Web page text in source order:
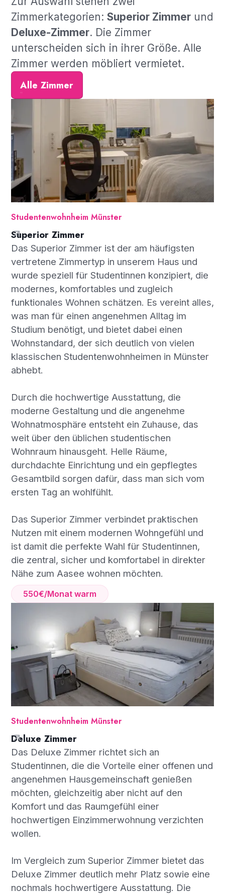
Zimmerkategorien: Superior Zimmerund
Deluxe-Zimmer. Die Zimmer
unterscheiden sich in ihrer Größe. Alle
Zimmer werden möbliert vermietet.
Alle Zimmer
Studentenwohnheim Münster
Superior Zimmer
Das Superior Zimmer ist der am häufigsten
vertretene Zimmertyp in unserem Haus und
wurde speziell für Studentinnen konzipiert, die
modernes, komfortables und zugleich
funktionales Wohnen schätzen. Es vereint alles,
was man für einen angenehmen Alltag im
Studium benötigt, und bietet dabei einen
Wohnstandard, der sich deutlich von vielen
klassischen Studentenwohnheimen in Münster
abhebt.
Durch die hochwertige Ausstattung, die
moderne Gestaltung und die angenehme
Wohnatmosphäre entsteht ein Zuhause, das
weit über den üblichen studentischen
Wohnraum hinausgeht. Helle Räume,
durchdachte Einrichtung und ein gepflegtes
Gesamtbild sorgen dafür, dass man sich vom
ersten Tag an wohlfühlt.
Das Superior Zimmer verbindet praktischen
Nutzen mit einem modernen Wohngefühl und
ist damit die perfekte Wahl für Studentinnen,
die zentral, sicher und komfortabel in direkter
Nähe zum Aasee wohnen möchten.
550€/Monat warm
Studentenwohnheim Münster
Deluxe Zimmer
Das Deluxe Zimmer richtet sich an
Studentinnen, die die Vorteile einer offenen und
angenehmen Hausgemeinschaft genießen
möchten, gleichzeitig aber nicht auf den
Komfort und das Raumgefühl einer
hochwertigen Einzimmerwohnung verzichten
wollen.
Im Vergleich zum Superior Zimmer bietet das
Deluxe Zimmer deutlich mehr Platz sowie eine
nochmals hochwertigere Ausstattung. Die